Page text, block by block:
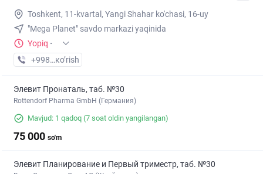
Toshkent, 11-kvartal, Yangi Shahar ko'chasi, 16-uy
"Mega Planet" savdo markazi yaqinida
Yopiq ·
+998 (90) XXX-XX-XX
кo’rish
Элевит Пронаталь, таб. №30
Rottendorf Pharma GmbH (Германия)
Mavjud: 1 qadoq (7 soat oldin yangilangan)
75 000 so'm
Элевит Планирование и Первый триместр, таб. №30